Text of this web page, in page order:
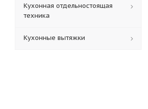
Кухонная отдельностоящая
техника
Кухонные вытяжки